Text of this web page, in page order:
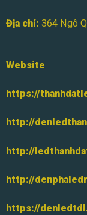
Địa chỉ: 364 Ngô
Website
https://
http://
http://
http://
https://